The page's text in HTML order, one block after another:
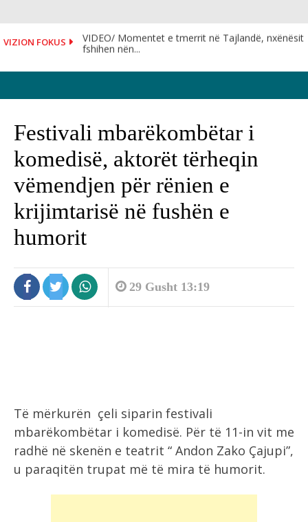
VIZION FOKUS
VIDEO/ Momentet e tmerrit në Tajlandë, nxënësit
fshihen nën...
Festivali mbarëkombëtar i
komedisë, aktorët tërheqin
vëmendjen për rënien e
krijimtarisë në fushën e
humorit
29 Gusht 13:19
Të mërkurën çeli siparin festivali
mbarëkombëtar i komedisë. Për të 11-in vit me
radhë në skenën e teatrit “ Andon Zako Çajupi”,
u paraqitën trupat më të mira të humorit.